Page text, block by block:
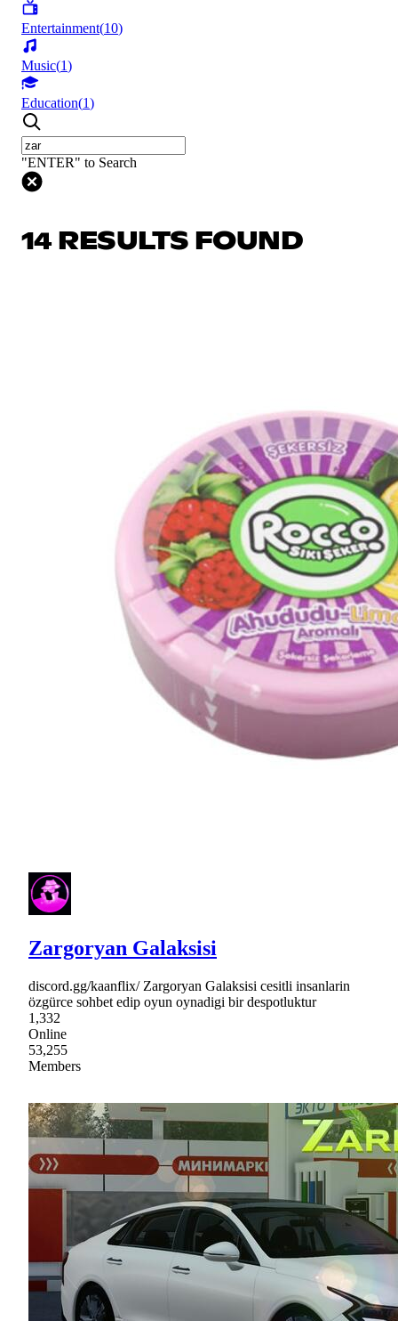
Entertainment(10)
Music(1)
Education(1)
"ENTER" to Search
14 RESULTS FOUND
Zargoryan Galaksisi
discord.gg/kaanflix/ Zargoryan Galaksisi cesitli insanlarin
özgürce sohbet edip oyun oynadigi bir despotluktur
1,332
Online
53,255
Members